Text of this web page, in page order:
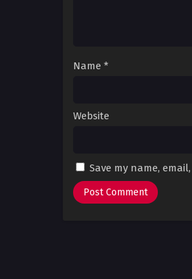
Name *
Website
Save my name,